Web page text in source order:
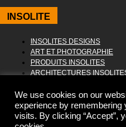
INSOLITE
INSOLITES DESIGNS
ART ET PHOTOGRAPHIE
PRODUITS INSOLITES
ARCHITECTURES
We use cookies on our
experience by remembering
visits. By clicking “Accept”,